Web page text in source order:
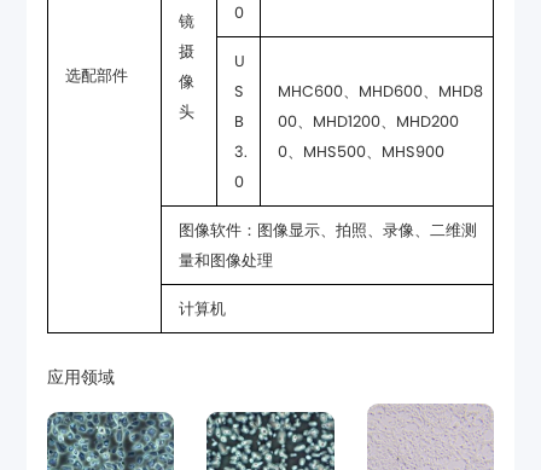
选配部件
头
0
0
0、MHS500、MHS900
量和图像处理
计算机
应用领域